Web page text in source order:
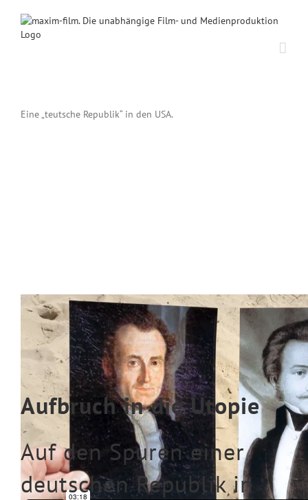
Inhalt
springen
Eine „teutsche Republik“ in den USA.
Aufbruch in die Utopie
Auf den Spuren einer
deutschen Republik in